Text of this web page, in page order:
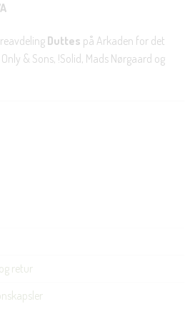
Duttes på Arkaden for det
& Sons, !Solid, Mads Nørgaard og
retur